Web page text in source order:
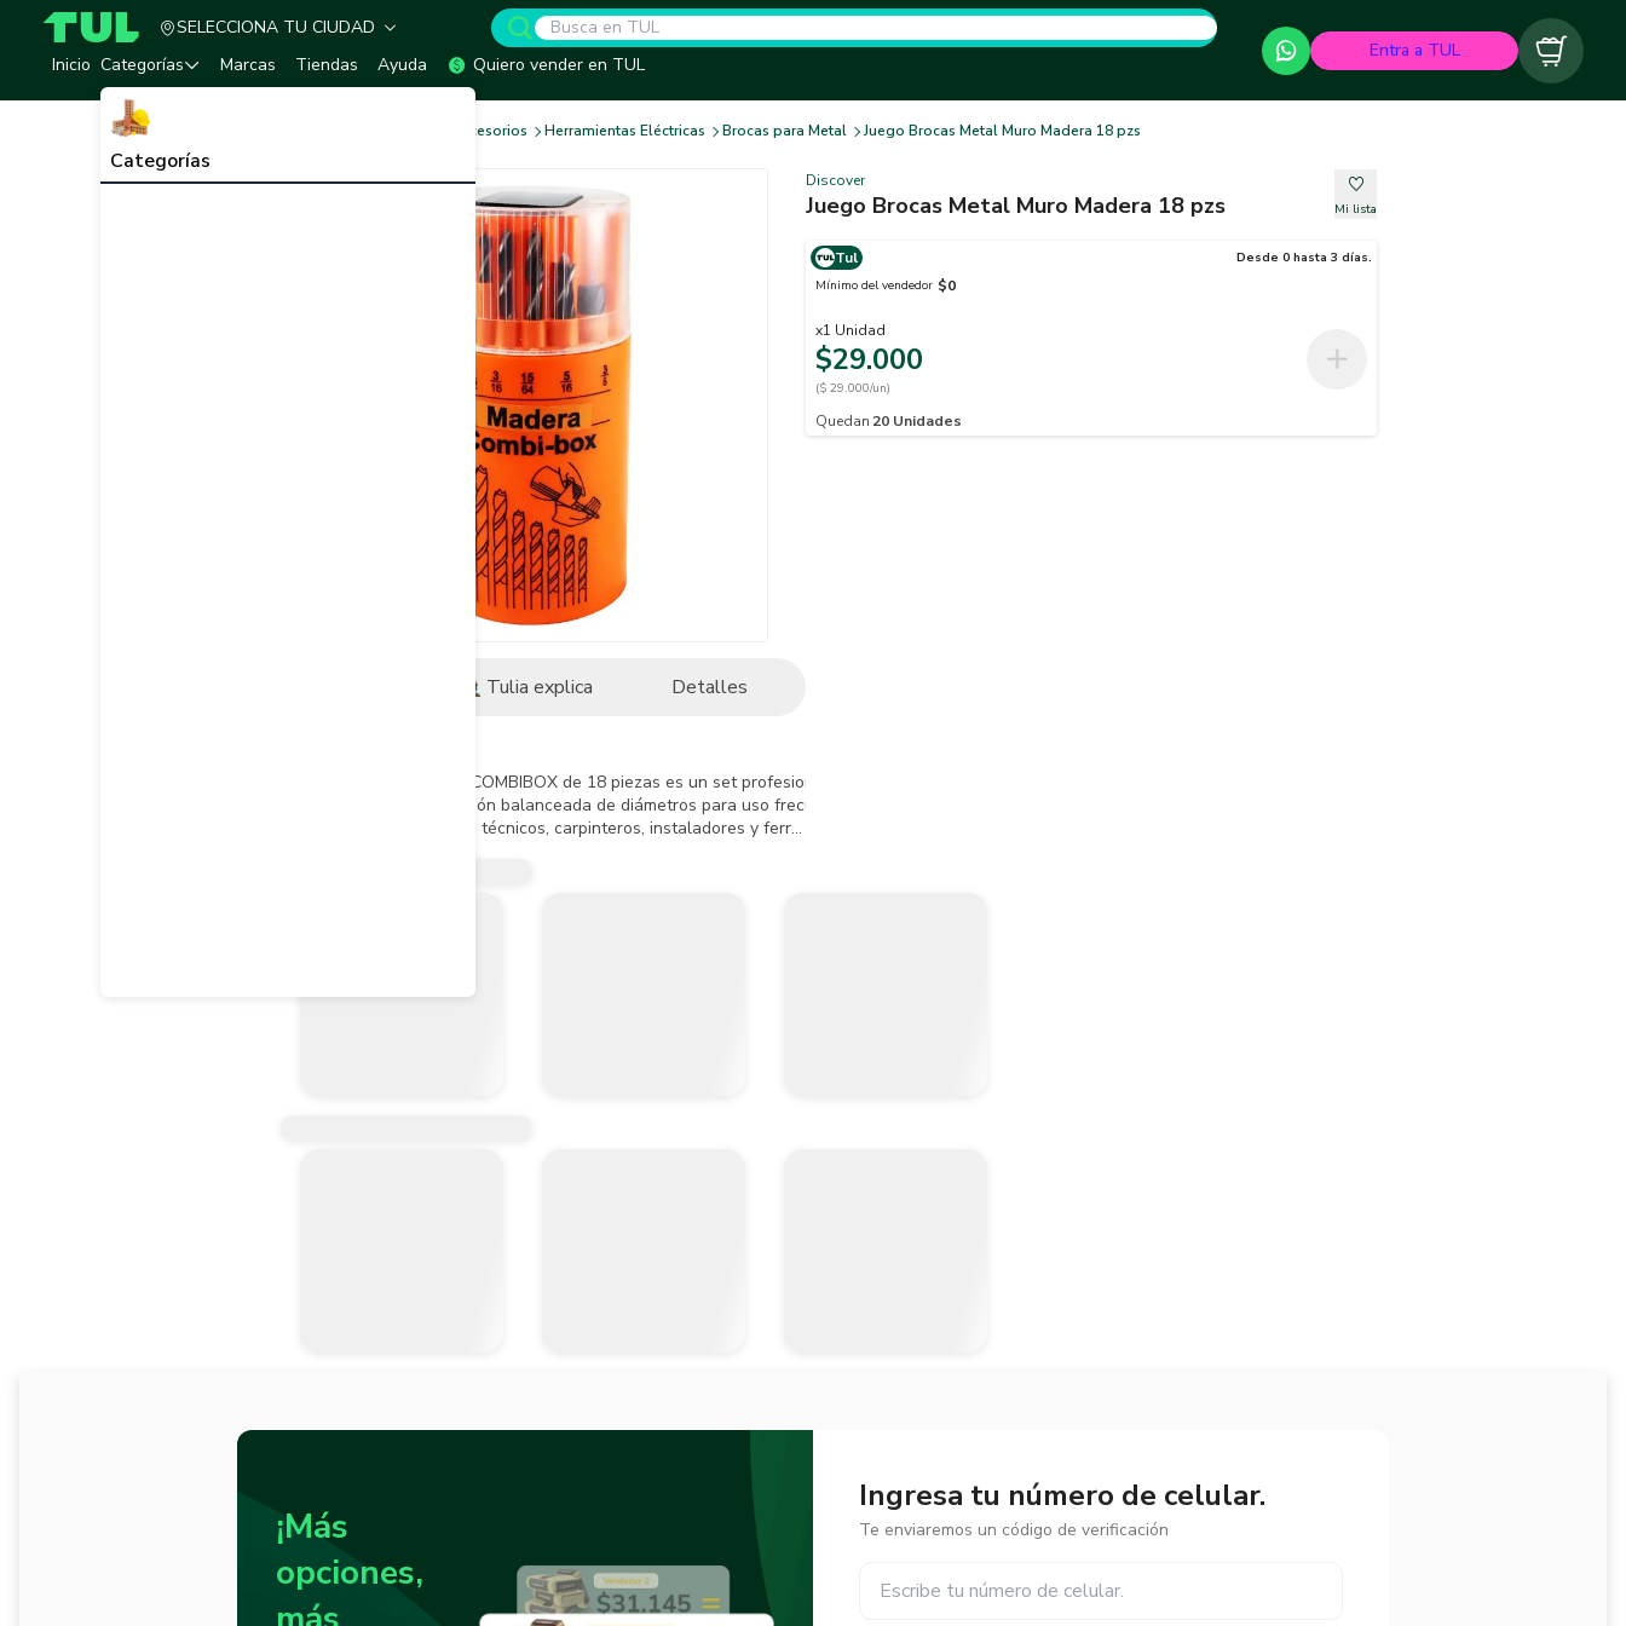
TUL - Tu Marketplace de Construcción
SELECCIONA TU CIUDAD
Inicio Categorías
Categorías
Marcas Tiendas Ayuda Quiero vender en TUL
Entra a TUL Carrito
Herramientas, Equipos y Accesorios Herramientas Eléctricas Brocas para Metal Juego Brocas Metal Muro Madera 18 pzs
Tulia explica Detalles
El Juego de Brocas Discover COMBIBOX de 18 piezas es un set profesional diseñado para perforaciones en metal, madera y mampostería, ideal para trabajos de instalación,
Este juego ofrece una selección balanceada de diámetros para uso frecuente en obra y taller, permitiendo al profesional contar con la broca adecuada según el material a
Es una solución práctica para técnicos, carpinteros, instaladores y ferreteros que requieren versatilidad, organización y confiabilidad en un solo estuche.
Presentación: Estuche organizador tipo COMBIBOX
Discover
Juego Brocas Metal Muro Madera 18 pzs Mi lista
Tul
Desde 0 hasta 3 días.
Mínimo del vendedor $0
x1 Unidad
$29.000
($ 29.000/un)
Quedan 20 Unidades
¡Más
opciones,
Ingresa tu número de celular.
Te enviaremos un código de verificación